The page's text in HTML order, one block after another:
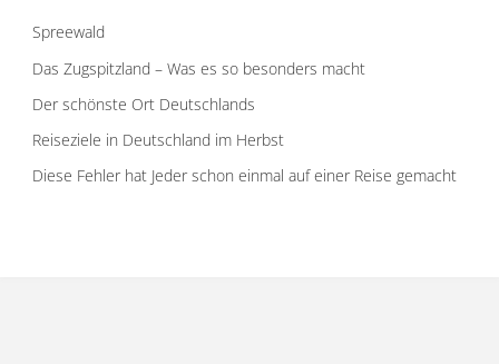
Spreewald
Das Zugspitzland – Was es so besonders macht
Der schönste Ort Deutschlands
Reiseziele in Deutschland im Herbst
Diese Fehler hat Jeder schon einmal auf einer Reise gemacht